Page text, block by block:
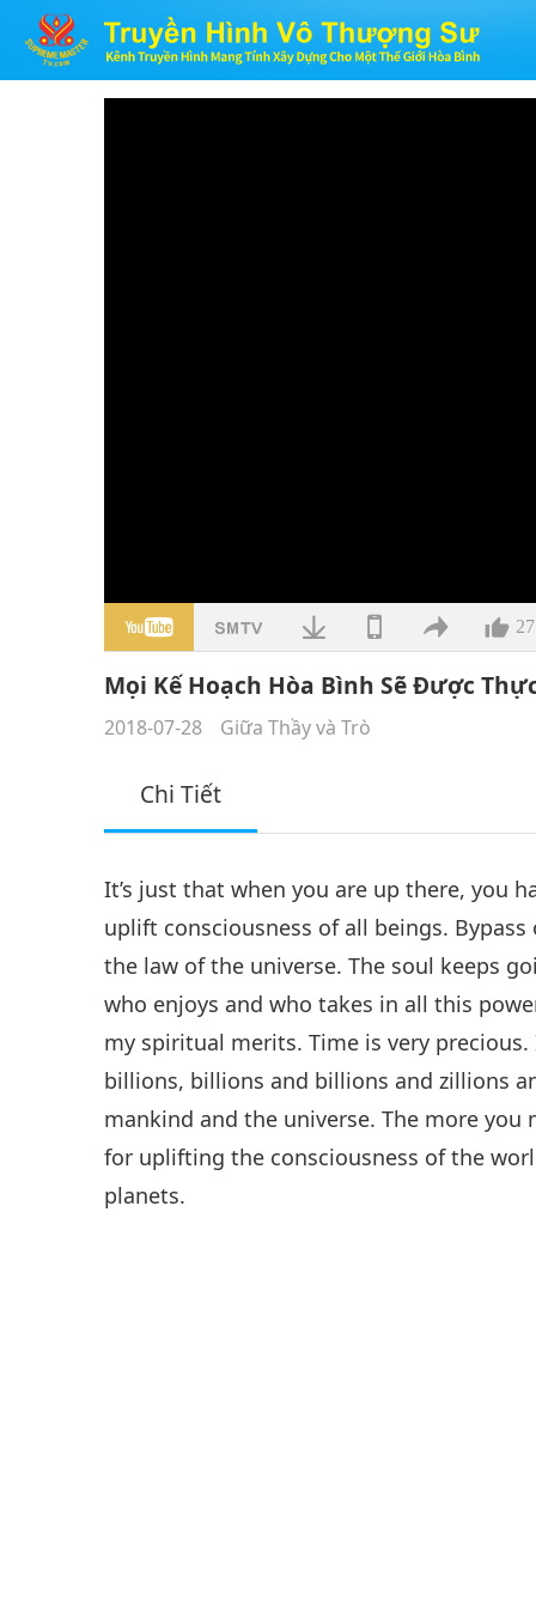
27
Mọi Kế Hoạch Hòa Bình Sẽ Được
2018-07-28 Giữa Thầy và Trò
Chi Tiết
It’s just that when you are up there, you
uplift consciousness of all beings.
the law of the universe. The soul keeps
who enjoys and who takes in all this
my spiritual merits. Time is very
billions, billions and billions and zillions
mankind and the universe. The more
for uplifting the consciousness of the
planets.